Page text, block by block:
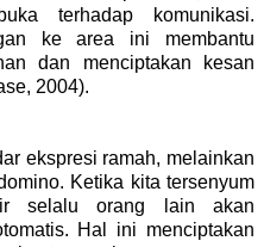
terhadap komunikasi.
ke area ini membantu
dan menciptakan kesan
2004).
ekspresi ramah, melainkan
Ketika kita tersenyum
selalu orang lain akan
Hal ini menciptakan